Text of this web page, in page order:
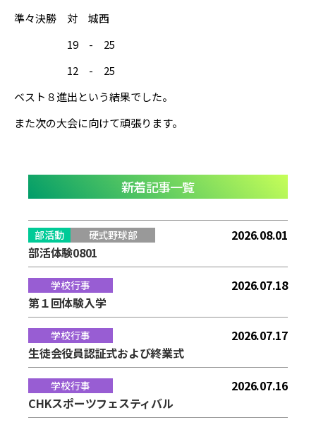
準々決勝 対 城西
19 - 25
12 - 25
ベスト８進出という結果でした。
また次の大会に向けて頑張ります。
新着記事一覧
部活動 硬式野球部
2026.08.01
部活体験0801
学校行事
2026.07.18
第１回体験入学
学校行事
2026.07.17
生徒会役員認証式および終業式
学校行事
2026.07.16
CHKスポーツフェスティバル